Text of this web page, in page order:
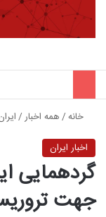
خانه/همه اخبار/
اخبار ایران
گردهمایی
جهت